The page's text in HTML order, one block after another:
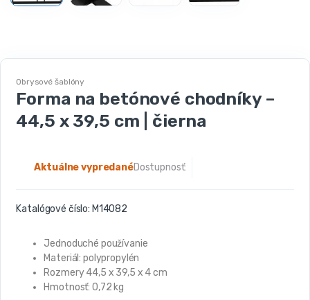
Obrysové šablóny
Forma na betónové chodníky –
44,5 x 39,5 cm | čierna
Dostupnosť:
Aktuálne vypredané
Katalógové číslo: M14082
Jednoduché používanie
Materiál: polypropylén
Rozmery 44,5 x 39,5 x 4 cm
Hmotnosť: 0,72 kg